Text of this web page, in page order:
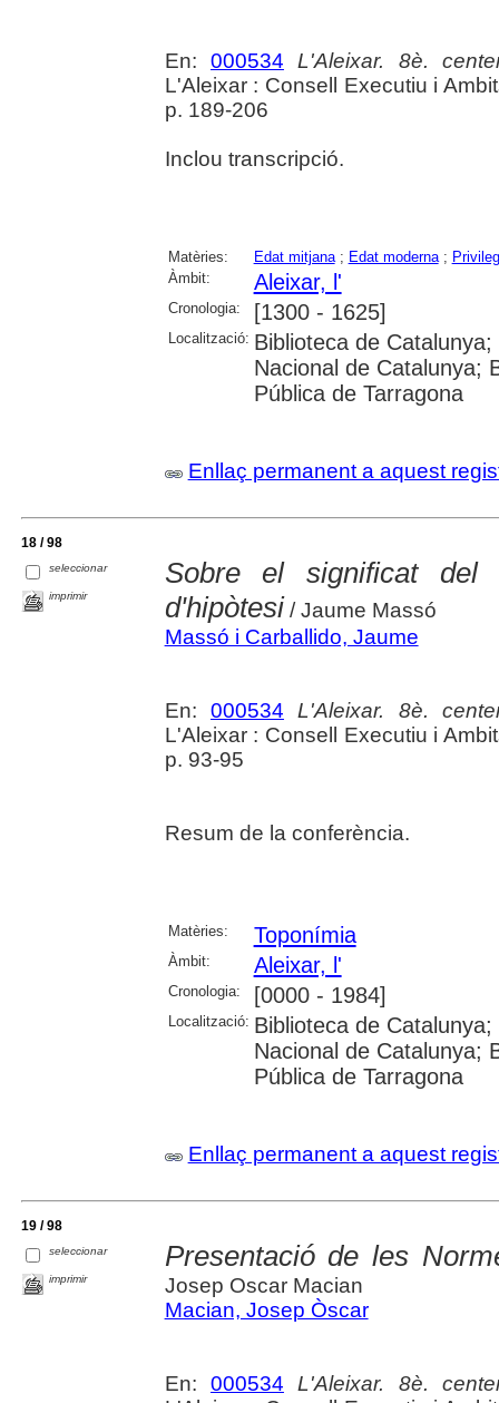
En: 000534
L'Aleixar. 8è.
L'Aleixar : Consell Executiu i
p. 189-206
Inclou transcripció.
Matèries: Edat mitjana; Edat moderna;
Àmbit:
Aleixar, l'
Cronologia: [1300 - 1625]
Localització: Biblioteca de
Nacional de Catalunya;
Pública de Tarragona
Enllaç permanent a aquest
18 / 98
seleccionar
imprimir
Sobre el significat del
d'hipòtesi/ Jaume Massó
Massó i Carballido, Jaume
En: 000534
L'Aleixar. 8è.
L'Aleixar : Consell Executiu i
p. 93-95
Resum de la conferència.
Matèries: Toponímia
Àmbit: Aleixar, l'
Cronologia: [0000 - 1984]
Localització: Biblioteca de
Nacional de Catalunya;
Pública de Tarragona
Enllaç permanent a aquest
19 / 98
seleccionar
imprimir
Presentació de les
Josep Oscar Macian
Macian, Josep Òscar
En: 000534
L'Aleixar. 8è.